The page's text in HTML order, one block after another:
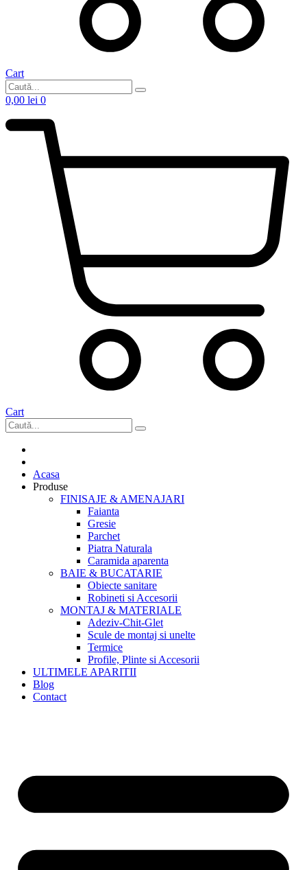
Cart
0,00 lei 0
Cart
Acasa
Produse
FINISAJE & AMENAJARI
Faianta
Gresie
Parchet
Piatra Naturala
Caramida aparenta
BAIE & BUCATARIE
Obiecte sanitare
Robineti si Accesorii
MONTAJ & MATERIALE
Adeziv-Chit-Glet
Scule de montaj si unelte
Termice
Profile, Plinte si Accesorii
ULTIMELE APARITII
Blog
Contact